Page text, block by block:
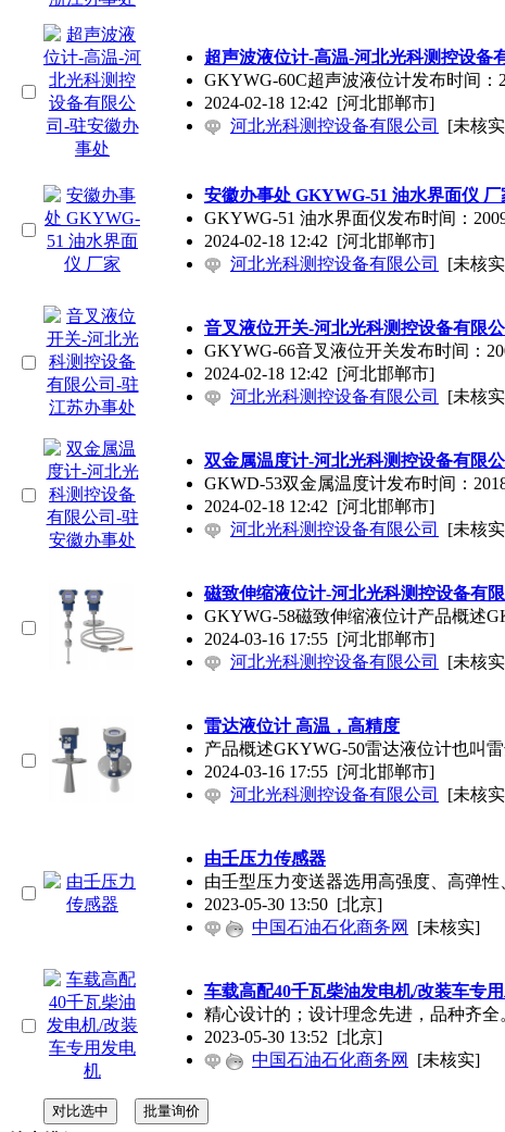
超声波液位计-高温-河北光科测控设备
GKYWG-60C超声波液位计发布时间
2024-02-18 12:42 [河北邯郸市]
河北光科测控设备有限公司
[未核
安徽办事处 GKYWG-51 油水界面仪 厂
GKYWG-51 油水界面仪发布时间：
2024-02-18 12:42 [河北邯郸市]
河北光科测控设备有限公司
[未核
音叉液位开关-河北光科测控设备有限
GKYWG-66音叉液位开关发布时间：
2024-02-18 12:42 [河北邯郸市]
河北光科测控设备有限公司
[未核
双金属温度计-河北光科测控设备有限
GKWD-53双金属温度计发布时间：
2024-02-18 12:42 [河北邯郸市]
河北光科测控设备有限公司
[未核
磁致伸缩液位计-河北光科测控设备有
GKYWG-58磁致伸缩液位计产品概述
2024-03-16 17:55 [河北邯郸市]
河北光科测控设备有限公司
[未核
雷达液位计 高温，高精度
产品概述GKYWG-50雷达液位计也叫
2024-03-16 17:55 [河北邯郸市]
河北光科测控设备有限公司
[未核
由壬压力传感器
由壬型压力变送器选用高强度、高弹
2023-05-30 13:50 [北京]
中国石油石化商务网
[未核实]
车载高配40千瓦柴油发电机/改装车专
精心设计的；设计理念先进，品种齐
2023-05-30 13:52 [北京]
中国石油石化商务网
[未核实]